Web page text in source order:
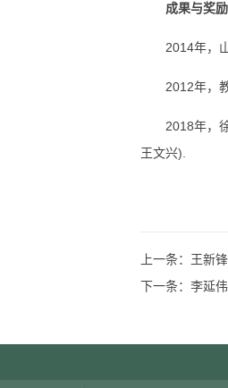
成果与奖
2014年，
2012年，
2018年，
王文兴).
上一条： 王新锋
下一条： 李延伟